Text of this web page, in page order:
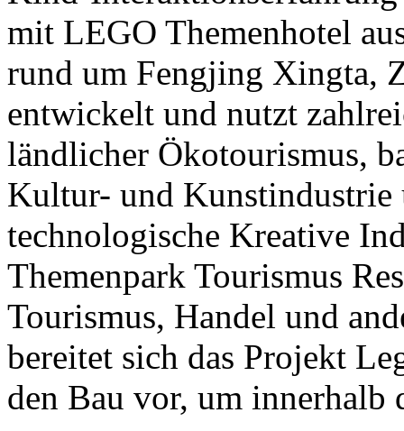
mit LEGO Themenhotel
rund um Fengjing Xingta,
entwickelt und nutzt
ländlicher Ökotourismus,
Kultur- und
technologische Kreative
Themenpark Tourismus
Tourismus, Handel und
bereitet sich das Projekt
den Bau vor, um innerhalb